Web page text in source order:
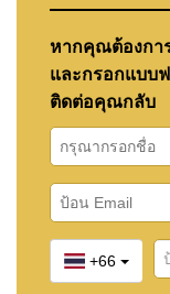
หากคุณต้องกา
และกรอกแบบ
ติดต่อคุณกลับ
+66